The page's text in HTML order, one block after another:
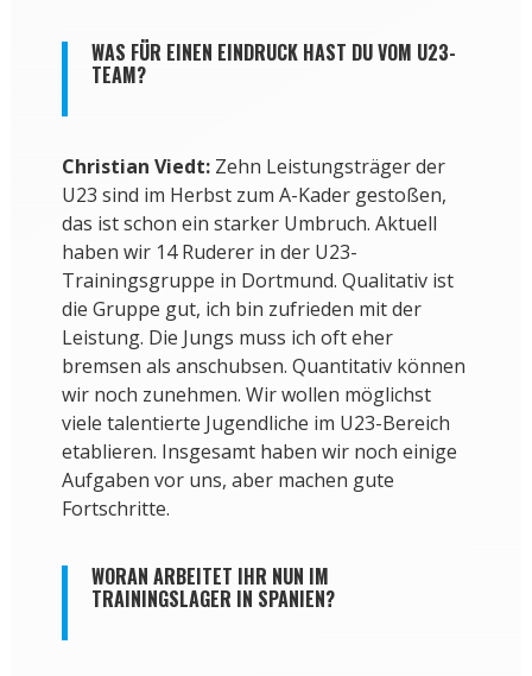
WAS FÜR EINEN EINDRUCK HAST DU VOM U23-
TEAM?
Christian Viedt:Zehn Leistungsträger der
U23 sind im Herbst zum A-Kader gestoßen,
das ist schon ein starker Umbruch. Aktuell
haben wir 14 Ruderer in der U23-
Trainingsgruppe in Dortmund. Qualitativ ist
die Gruppe gut, ich bin zufrieden mit der
Leistung. Die Jungs muss ich oft eher
bremsen als anschubsen. Quantitativ können
wir noch zunehmen. Wir wollen möglichst
viele talentierte Jugendliche im U23-Bereich
etablieren. Insgesamt haben wir noch einige
Aufgaben vor uns, aber machen gute
Fortschritte.
WORAN ARBEITET IHR NUN IM
TRAININGSLAGER IN SPANIEN?